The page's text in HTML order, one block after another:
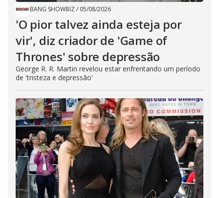
BANG SHOWBIZ / 05/08/2026
'O pior talvez ainda esteja por
vir', diz criador de 'Game of
Thrones' sobre depressão
George R. R. Martin revelou estar enfrentando um período
de 'tristeza e depressão'